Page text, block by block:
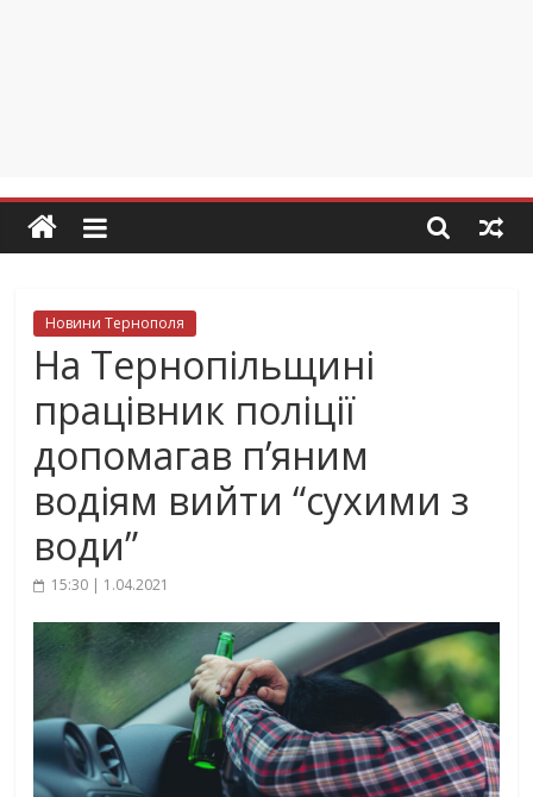
Новини Тернополя
На Тернопільщині
працівник поліції
допомагав п’яним
водіям вийти “сухими з
води”
15:30 | 1.04.2021